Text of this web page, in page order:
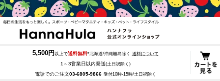
5,500円 以上で送料無料*北海道/沖縄離島除く 送料について
1～3営業日以内発送(土日祝除く)
電話でのご注文03-6805-9866 受付10時-15時/土日祝除く